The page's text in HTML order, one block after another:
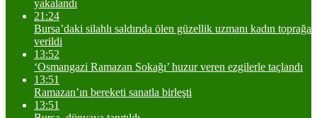
yakalandı
21:24
Bursa’daki silahlı saldırıda ölen güzellik uzmanı kadın toprağa
verildi
13:52
‘Osmangazi Ramazan Sokağı’ huzur veren ezgilerle taçlandı
13:51
Ramazan’ın bereketi sanatla birleşti
13:51